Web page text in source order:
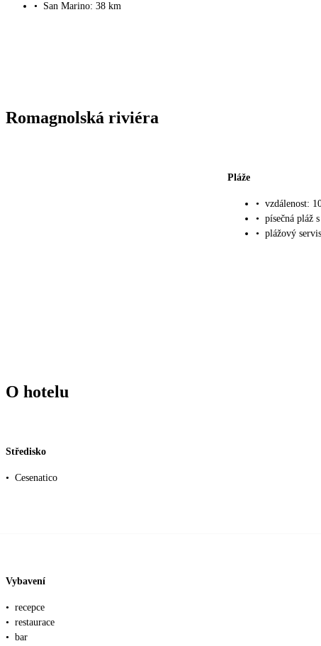
•
San Marino: 38 km
Romagnolská riviéra
Pláže
• vzdálenost:
• písečná pláž
• plážový
O hotelu
Středisko
• Cesenatico
Vybavení
• recepce
• restaurace
• bar